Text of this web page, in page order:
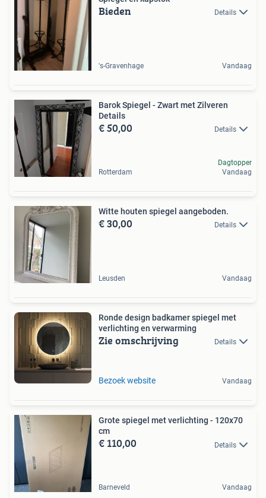
Bieden Details
's-Gravenhage Vandaag
Barok Spiegel - Zwart met Zilveren
Details
€ 50,00 Details
Rotterdam
Dagtopper
Vandaag
Witte houten spiegel aangeboden.
€ 30,00 Details
Leusden Vandaag
Ronde design badkamer spiegel met
verlichting en verwarming
Zie omschrijving Details
Bezoek website Vandaag
Grote spiegel met verlichting - 120x70
cm
€ 110,00 Details
Barneveld Vandaag